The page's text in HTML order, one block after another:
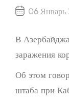
06
В
заражения
Об этом
штаба при